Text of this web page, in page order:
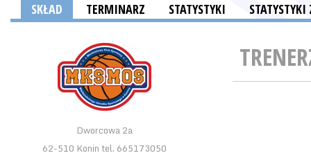
SKŁAD TERMINARZ STATYSTYKI
Dworcowa 2a
62-510 Konin tel. 665173050